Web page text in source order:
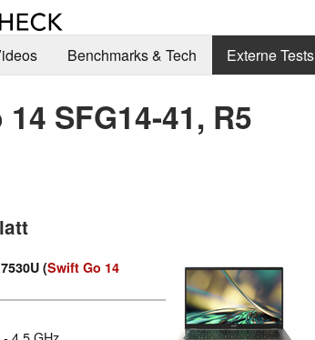
Benchmarks & Tech Externe Tests
SFG14-41, R5
(Swift Go 14